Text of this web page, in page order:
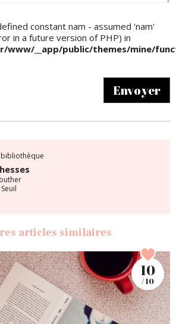
constant nam - assumed 'nam'
in a future version of PHP) in
www/__app/public/themes/mine/
Envoyer
bibliothèque
articles similaires
10
/ 10